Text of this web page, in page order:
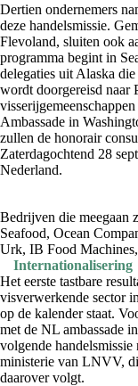
Dertien ondernemers
deze handelsmissie.
Flevoland, sluiten ook
programma begint in
delegaties uit Alaska
wordt doorgereisd naar
Ambassade in
zullen de honorair
Zaterdagochtend 28
Nederland.
Bedrijven die meegaan
Seafood, Ocean
Urk, IB Food
Internationalisering
Het eerste tastbare
visverwerkende sector
op de kalender staat.
met de NL ambassade
volgende
ministerie van LNVV,
daarover volgt.